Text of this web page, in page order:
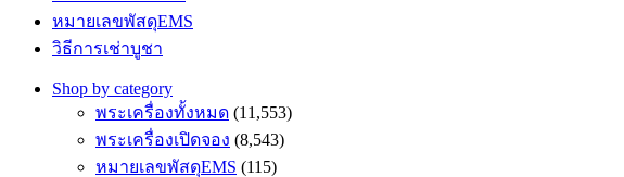
หมายเลขพัสดุEMS
วิธีการเช่าบูชา
Shop by category
พระเครื่องทั้งหมด (11,553)
พระเครื่องเปิดจอง (8,543)
หมายเลขพัสดุEMS (115)